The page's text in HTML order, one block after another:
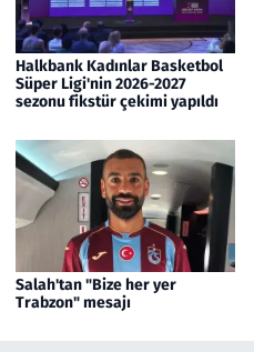
Halkbank Kadınlar Basketbol
Süper Ligi'nin 2026-2027
sezonu fikstür çekimi yapıldı
Salah'tan "Bize her yer
Trabzon" mesajı